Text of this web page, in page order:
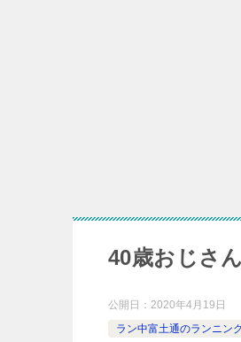
40歳おじさ
公開日： 2020年4月19日
ラン中富土通のランニン